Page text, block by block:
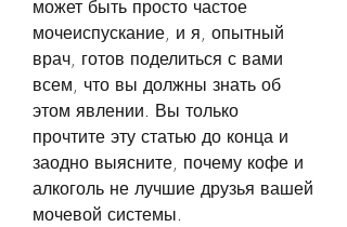
может быть просто частое
мочеиспускание, и я, опытный
врач, готов поделиться с вами
всем, что вы должны знать об
этом явлении. Вы только
прочтите эту статью до конца и
заодно выясните, почему кофе и
алкоголь не лучшие друзья вашей
мочевой системы.